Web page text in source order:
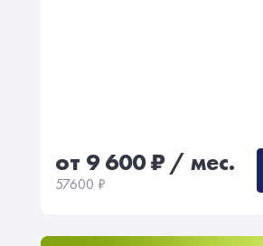
от 9 600₽/ мес.
57600 ₽